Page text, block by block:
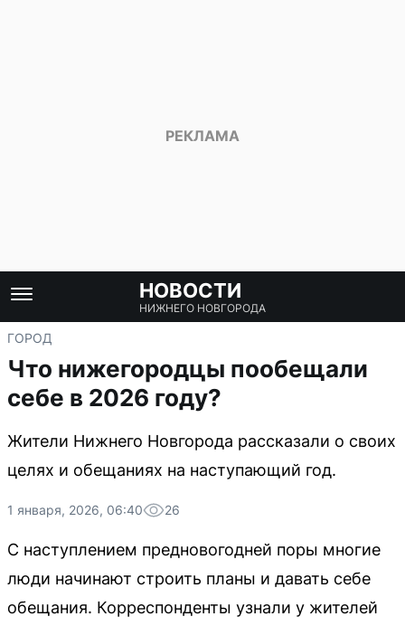
НОВОСТИ
НИЖНЕГО НОВГОРОДА
ГОРОД
Что нижегородцы пообещали
себе в 2026 году?
Жители Нижнего Новгорода рассказали о своих
целях и обещаниях на наступающий год.
1 января, 2026, 06:40 26
С наступлением предновогодней поры многие
люди начинают строить планы и давать себе
обещания. Корреспонденты узнали у жителей